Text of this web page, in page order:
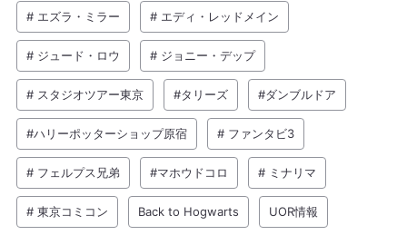
# エズラ・ミラー # エディ・レッドメイン
# ジュード・ロウ # ジョニー・デップ
# スタジオツアー東京 #タリーズ #ダンブルドア
#ハリーポッターショップ原宿 # ファンタビ3
# フェルプス兄弟 #マホウドコロ # ミナリマ
# 東京コミコン Back to Hogwarts UOR情報